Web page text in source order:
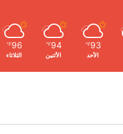
93
℉
الأحد
94
℉
الأثنين
96
℉
الثلاثاء